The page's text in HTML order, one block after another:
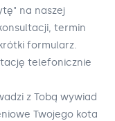
na naszej
termin
formularz.
telefonicznie
z Tobą wywiad
Twojego kota